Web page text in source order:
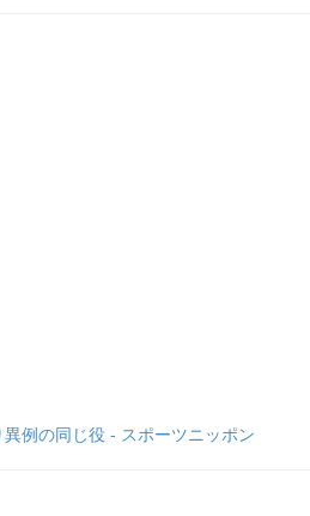
例の同じ役 - スポーツニッポン